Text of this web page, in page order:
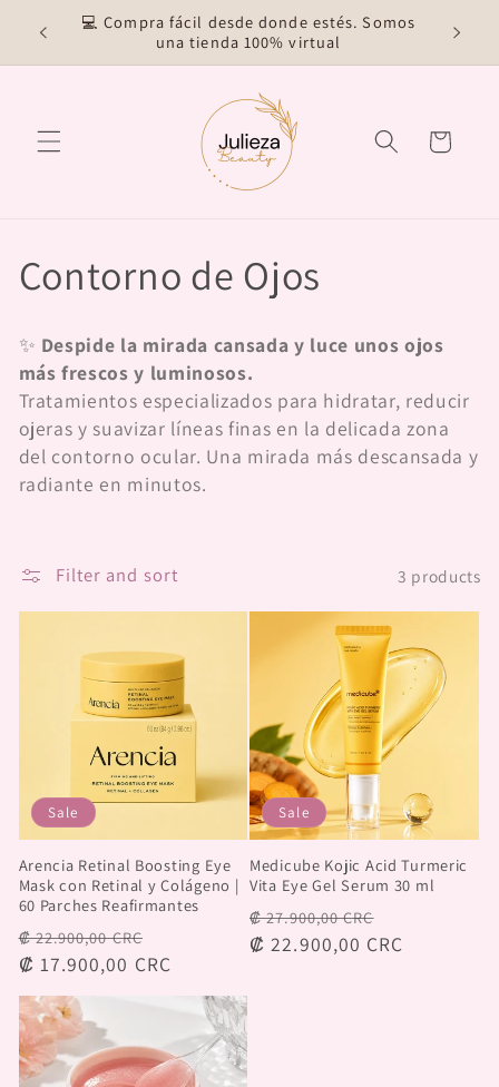
Skip to
content
💻 Compra fácil desde donde estés. Somos
una tienda 100% virtual
Cart
C
l
l
e
t
i
Contorno de Ojos
✨ Despide la mirada cansada y luce unos ojos
más frescos y luminosos.
Tratamientos especializados para hidratar, reducir
ojeras y suavizar líneas finas en la delicada zona
del contorno ocular. Una mirada más descansada y
radiante en minutos.
Filter and sort 3 products
Sale
Arencia Retinal Boosting Eye
Mask con Retinal y Colágeno |
60 Parches Reafirmantes
Regular
price
₡ 22.900,00 CRC
price
₡ 17.900,00 CRC
Sale
Medicube Kojic Acid Turmeric
Vita Eye Gel Serum 30 ml
Regular
price
₡ 27.900,00 CRC
price
₡ 22.900,00 CRC